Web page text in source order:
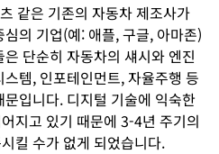
같은 기존의 자동차 제조사가
의 기업(예: 애플, 구글, 아마존)
단순히 자동차의 섀시와 엔진
템, 인포테인먼트, 자율주행 등
입니다. 디지털 기술에 익숙한
지고 있기 때문에 3-4년 주기의
킬 수가 없게 되었습니다.